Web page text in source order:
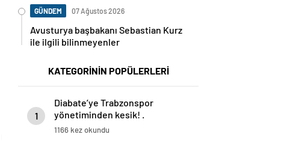
GÜNDEM 07 Ağustos 2026
Avusturya başbakanı Sebastian Kurz
ile ilgili bilinmeyenler
KATEGORİNİN POPÜLERLERİ
1
Diabate’ye Trabzonspor
yönetiminden kesik! .
1166 kez okundu